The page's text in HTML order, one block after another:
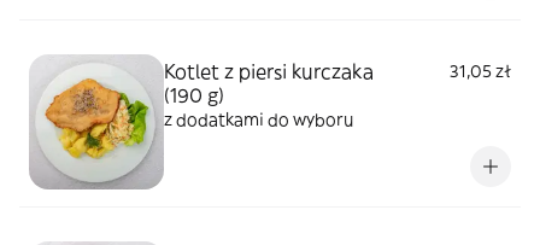
Kotlet z piersi kurczaka
(190 g)
31,05 zł
z dodatkami do wyboru